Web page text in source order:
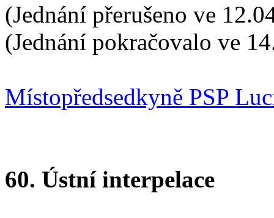
(Jednání přerušeno ve
(Jednání pokračovalo ve
Místopředsedkyně PSP
60. Ústní interpelace